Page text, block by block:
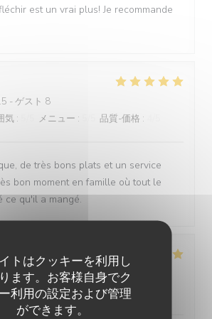
トはクッキーを利用し
ます。お客様自身でク
利用の設定および管理
ができます。
est un vrai plus! Je recommande
- ゲスト 8
気 : メニュー : 品質-価格 :
de très bons plats et un service
bon moment en famille où tout le
ce qu'il a mangé.
- ゲスト 2
気: 5/5 メニュー:5 /5 品質-価格